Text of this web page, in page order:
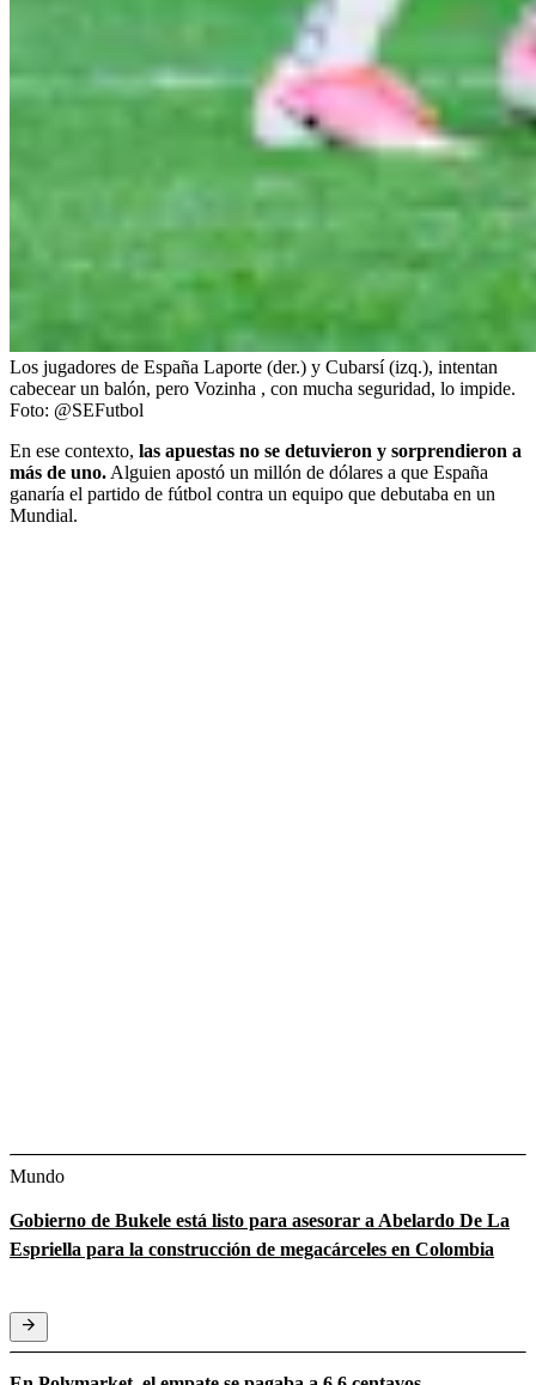
Los jugadores de España Laporte (der.) y Cubarsí (izq.), intentan
cabecear un balón, pero Vozinha , con mucha seguridad, lo impide.
Foto: @SEFutbol
En ese contexto, las apuestas no se detuvieron y sorprendieron a
más de uno. Alguien apostó un millón de dólares a que España
ganaría el partido de fútbol contra un equipo que debutaba en un
Mundial.
Mundo
Gobierno de Bukele está listo para asesorar a Abelardo De La
Espriella para la construcción de megacárceles en Colombia